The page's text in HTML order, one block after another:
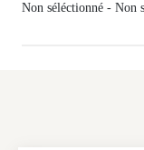
Non séléctionné - Non